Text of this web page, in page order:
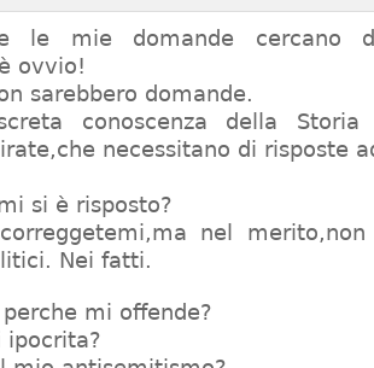
le mie domande cercano
ovvio!
sarebbero domande.
conoscenza della
necessitano di risposte
si è risposto?
nel
Nei fatti.
mi offende?
ipocrita?